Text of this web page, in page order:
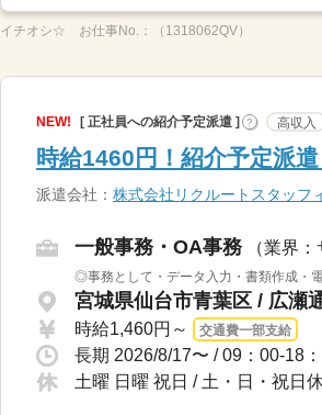
イチオシ☆ お仕事No.： （1318062QV）
NEW! [ 正社員への紹介予定派遣 ] ? 高収入
時給1460円！紹介予定派
派遣会社： 株式会社リクルートスタッフ
一般事務・OA事務 （業界
◎事務として・データ入力・書類作成・
宮城県仙台市青葉区 / 広瀬
時給1,460円～ 交通費一部支給
土曜 日曜 祝日 / 土・日・祝日